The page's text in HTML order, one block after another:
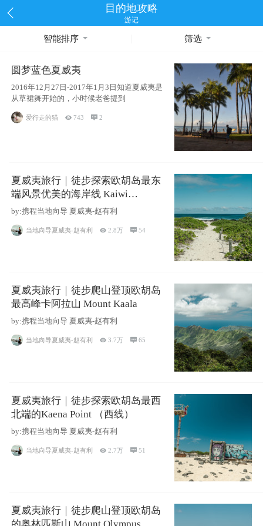
目的地攻略
游记
智能排序 筛选
圆梦蓝色夏威夷
2016年12月27日-2017年1月3日知道夏威夷是
从草裙舞开始的，小时候老爸提到
爱行走的猫 743 2
夏威夷旅行｜徒步探索欧胡岛最东
端风景优美的海岸线 Kaiwi
Shoreline Trail
by:携程当地向导 夏威夷-赵有利
当地向导夏威夷-赵有利 2.8万  54
夏威夷旅行｜徒步爬山登顶欧胡岛
最高峰卡阿拉山 Mount Kaala
by:携程当地向导 夏威夷-赵有利
当地向导夏威夷-赵有利 3.7万 65
夏威夷旅行｜徒步探索欧胡岛最西
北端的Kaena Point （西线）
by:携程当地向导 夏威夷-赵有利
当地向导夏威夷-赵有利 2.7万  51
夏威夷旅行｜徒步爬山登顶欧胡岛